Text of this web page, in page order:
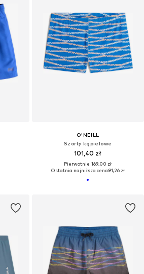
O'NEILL
Szorty kąpielowe
101,40 zł
Pierwotnie: 169,00 zł
Ostatnia najniższa cena:91,26 zł